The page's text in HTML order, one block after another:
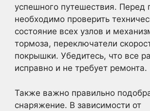
успешного путешествия. Перед
необходимо проверить
состояние всех узлов и
тормоза, переключатели
покрышки. Убедитесь, что все
исправно и не требует ремонта.
Также важно правильно
снаряжение. В зависимости от